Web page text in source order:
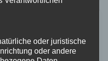
oder juristische
oder andere